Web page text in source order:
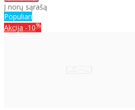
Į norų sąrašą
Populiari
Akcija -10%